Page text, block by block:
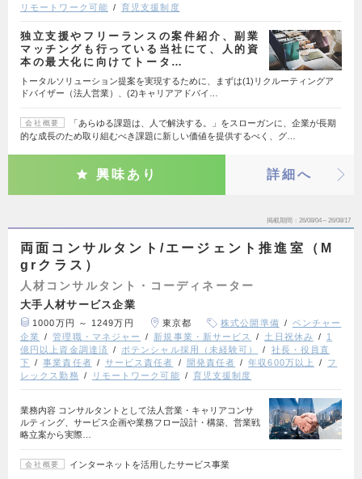
リモートワーク可能
育児支援制度
独立支援やフリーランスの案件紹介、副業
マッチングも行っている当社にて、人的資
本の最大化に向けてトータ…
トータルソリューション提案を実現するために、まずは(1)リクルーティングア
ドバイザー（法人営業）、(2)キャリアアドバイ…
会社概要
「あらゆる課題は、人で解決する。」をスローガンに、企業が長期
的な成長のため取り組むべき課題に新しい価値を提供するべく、グ…
興味あり 詳細へ
掲載期間 26/08/04～26/08/17
両面コンサルタント/エージェント推進室（M
grクラス）
人材コンサルタント・コーディネーター
大手人材サービス企業
1000万円 ～ 1249万円 東京都 株式公開準備
ベンチャー
企業
管理職・マネジャー 新規事業・新サービス 土日祝休み
1
億円以上資金調達済
ポテンシャル採用（未経験可）
社長・役員直
下
事業責任者 サービス責任者 開発責任者 年収600万以上
フ
レックス勤務
リモートワーク可能 育児支援制度
業務内容 コンサルタントとして法人営業・キャリアコンサ
ルティング、サービス企画や業務フロー設計・構築、営業戦
略立案から実際…
会社概要 インターネットを活用したサービス事業